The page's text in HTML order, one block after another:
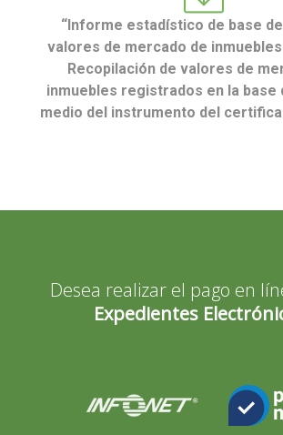
“Informe estadístico de base
valores de mercado de
Recopilación de valores de
inmuebles registrados en la base
medio del instrumento del
Desea realizar el pago en
Expedientes